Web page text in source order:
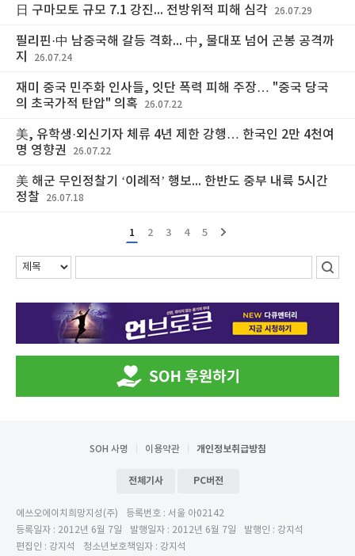
日 구마모토 규모 7.1 강진... 전방위적 피해 심각 26.07.29
필리핀·中 남중국해 갈등 격화... 中, 물대포 넘어 곤봉 공격까
지
26.07.24
재미 중국 민주화 인사들, 잇단 폭력 피해 주장… "중국 당국
의 초국가적 탄압" 의혹
26.07.22
美, 유학생·외신기자 체류 4년 제한 강행… 한국인 2만 4천여
명 영향권
26.07.22
美 해군 무인정찰기 ‘이례적’ 행보... 한반도 중부 내륙 5시간
정찰
26.07.18
1 2 3 4 5
SOH 사명 이용약관 개인정보취급방침
전체기사 PC버전
에쓰오에이치희망지성(주)
등록번호 : 서울 아02142
등록일자 : 2012년 6월 7일
발행일자 : 2012년 6월 7일
발행인 : 강지석
편집인 : 강지석
청소년보호책임자 : 강지석